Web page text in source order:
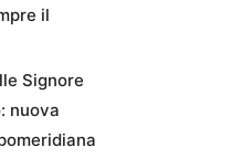
il
Signore
nuova